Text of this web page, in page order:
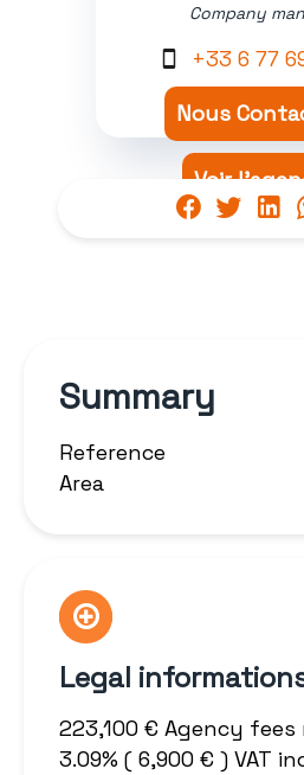
Company
+33 6 77
Nous
Voir
Summary
Reference
Area
Legal
223,100 € Agency
3.09% ( 6,900 € ) VAT